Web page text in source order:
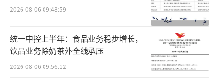
公开资料显示，2023年初，李锦记对销售
体系进行组织架构调整，自2月1日起将大零售
团队升级为新零售运营中心，并任命张亚苹担
任新零售运营中心总经理。这个新部门覆盖重
2026-08-06 09:48:59
统一中控上半年：食品业务稳步增长，
饮品业务除奶茶外全线承压
2026-08-06 09:56:12